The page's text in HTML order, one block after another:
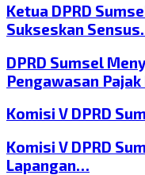
Ketua DPRD
Sukseskan
DPRD Sumsel
Pengawasan
Komisi V DPRD
Komisi V DPRD
Lapangan…